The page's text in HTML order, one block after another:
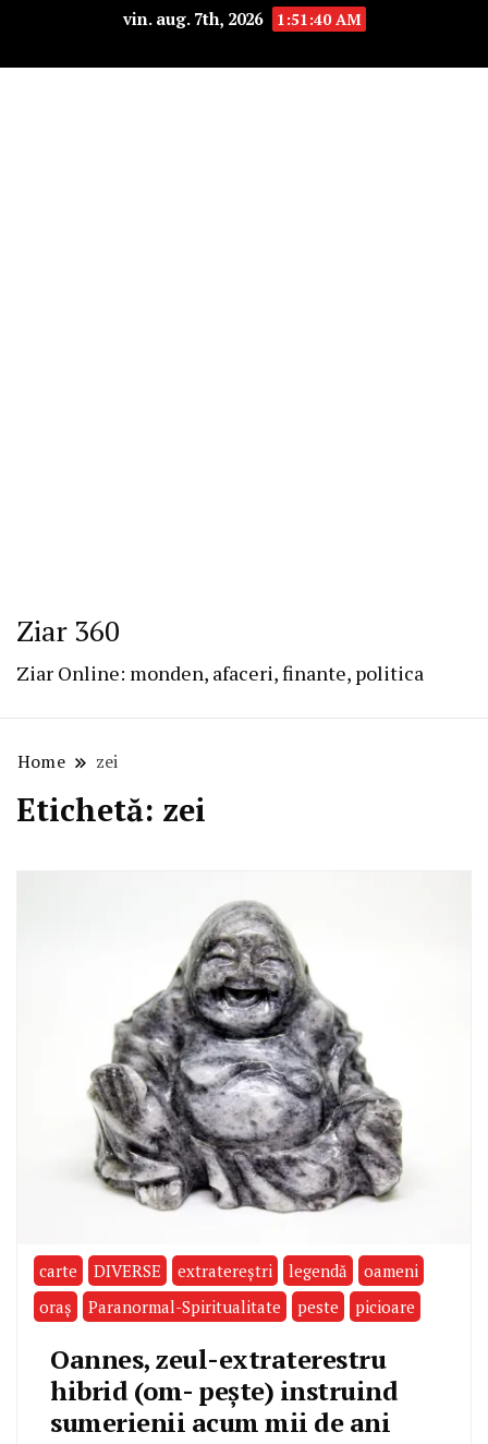
vin. aug. 7th, 2026 1:51:42 AM
Ziar 360
Ziar Online: monden, afaceri, finante, politica
Home zei
Etichetă: zei
carte DIVERSE extratereştri legendă
oameni
oraş
Paranormal-Spiritualitate peste picioare
Oannes, zeul-extraterestru
hibrid (om- pește) instruind
sumerienii acum mii de ani